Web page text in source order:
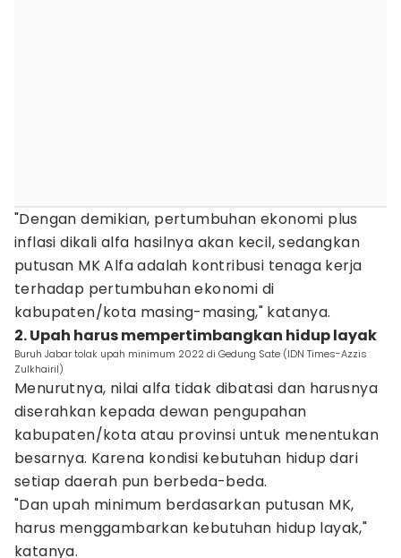
"Dengan demikian, pertumbuhan ekonomi plus
inflasi dikali alfa hasilnya akan kecil, sedangkan
putusan MK Alfa adalah kontribusi tenaga kerja
terhadap pertumbuhan ekonomi di
kabupaten/kota masing-masing," katanya.
2. Upah harus mempertimbangkan hidup layak
Buruh Jabar tolak upah minimum 2022 di Gedung Sate (IDN Times-Azzis
Zulkhairil)
Menurutnya, nilai alfa tidak dibatasi dan harusnya
diserahkan kepada dewan pengupahan
kabupaten/kota atau provinsi untuk menentukan
besarnya. Karena kondisi kebutuhan hidup dari
setiap daerah pun berbeda-beda.
"Dan upah minimum berdasarkan putusan MK,
harus menggambarkan kebutuhan hidup layak,"
katanya.